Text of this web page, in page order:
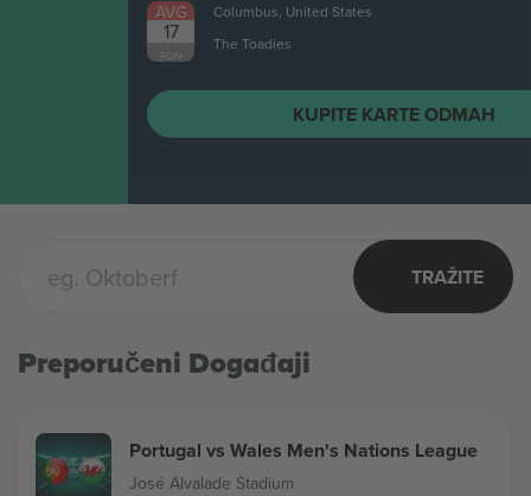
Columbus, United States
The Toadies
KUPITE KARTE ODMAH
TRAŽITE
Preporučeni Događaji
Portugal vs Wales Men's Nations League
José Alvalade Stadium